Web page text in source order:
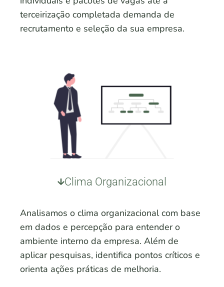
terceirização completada demanda de
recrutamento e seleção da sua empresa.
Clima Organizacional
Analisamos o clima organizacional com base
em dados e percepção para entender o
ambiente interno da empresa. Além de
aplicar pesquisas, identifica pontos críticos e
orienta ações práticas de melhoria.